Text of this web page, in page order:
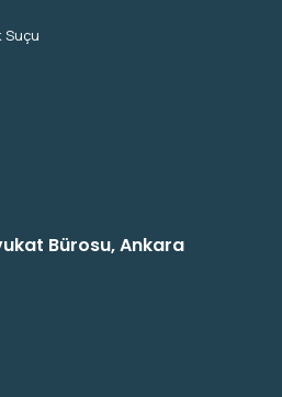
Suçu
Bürosu, Ankara